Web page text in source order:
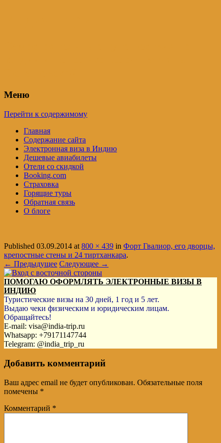
Меню
Перейти к содержимому
Главная
Содержание сайта
Электронная виза в Индию
Дешевые авиабилеты
Отели со скидкой
Booking.com
Страховка
Горящие туры
Обратная связь
О блоге
Published 03.09.2014 at800 × 439 in Форт Гвалиор, его дворцы,
крепостные стены и 24 тиртханкара.
← Предыдущее Следующее →
ПОМОГАЮ ОФОРМЛЯТЬ ЭЛЕКТРОННЫЕ ВИЗЫ В
ИНДИЮ
Туристические визы на 30 дней, 1 год и 5 лет.
Выдаю чеки физическим и юридическим лицам.
Обращайтесь!
E-mail: visa@india-trip.ru
Whatsapp: +79171147744
Telegram: @india_trip_ru
Добавить комментарий
Ваш адрес email не будет опубликован. Обязательные поля
помечены *
Комментарий *